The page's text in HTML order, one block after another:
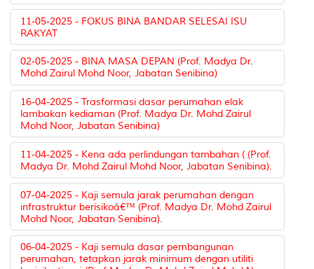
11-05-2025 - FOKUS BINA BANDAR SELESAI ISU
RAKYAT
02-05-2025 - BINA MASA DEPAN (Prof. Madya Dr.
Mohd Zairul Mohd Noor, Jabatan Senibina)
16-04-2025 - Trasformasi dasar perumahan elak
lambakan kediaman (Prof. Madya Dr. Mohd Zairul
Mohd Noor, Jabatan Senibina)
11-04-2025 - Kena ada perlindungan tambahan ( (Prof.
Madya Dr. Mohd Zairul Mohd Noor, Jabatan Senibina).
07-04-2025 - Kaji semula jarak perumahan dengan
infrastruktur berisikoâ€™ (Prof. Madya Dr. Mohd Zairul
Mohd Noor, Jabatan Senibina).
06-04-2025 - Kaji semula dasar pembangunan
perumahan, tetapkan jarak minimum dengan utiliti